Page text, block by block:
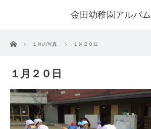
金田幼稚園アルバム
ホーム １月の写真 １月２０日
１月２０日